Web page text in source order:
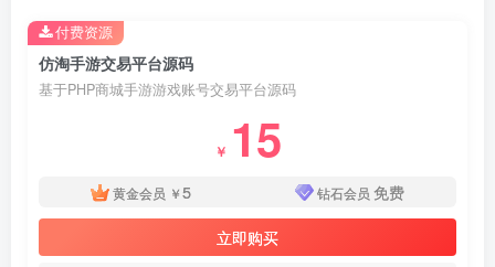
仿淘手游交易平台源码
基于PHP商城手游游戏账号交易平台源码
￥ 15
黄金会员 ￥5 钻石会员 免费
立即购买
付费资源